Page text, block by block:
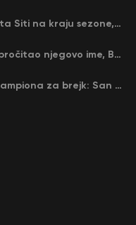
Kraj jedne ere – Gvardiola napušta Siti na kraju sezone, menja ga njegov nekadašnji rival
Nejmar ide na Mundijal: Anćeloti pročitao njegovo ime, Brazil u delirijumu (VIDEO)
Strašni Vembanjama “izudarao” šampiona za brejk: San Antonio poveo protiv Oklahome